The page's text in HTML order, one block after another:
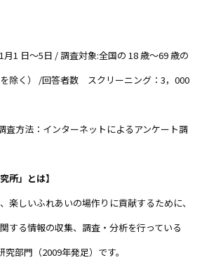
1 日〜5日 / 調査対象:全国の 18 歳〜69 歳の
除く） /回答者数 スクリーニング：3，000
方法：インターネットによるアンケート調
所」とは】
しいふれあいの場作りに貢献するために、
する情報の収集、調査・分析を行っている
部門（2009年発足）です。